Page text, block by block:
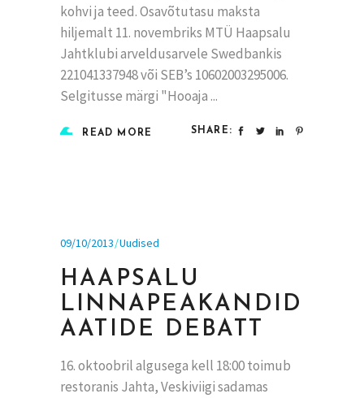
kohvi ja teed. Osavõtutasu maksta
hiljemalt 11. novembriks MTÜ Haapsalu
Jahtklubi arveldusarvele Swedbankis
221041337948 või SEB’s 10602003295006.
Selgitusse märgi "Hooaja
READ MORE SHARE:
09/10/2013 Uudised
HAAPSALU
LINNAPEAKANDID
AATIDE DEBATT
16. oktoobril algusega kell 18:00 toimub
restoranis Jahta, Veskiviigi sadamas